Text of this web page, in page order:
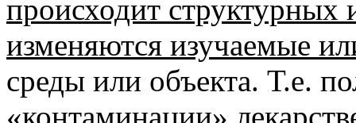
происходит структурных
изменяются изучаемые
среды или объекта. Т.е.